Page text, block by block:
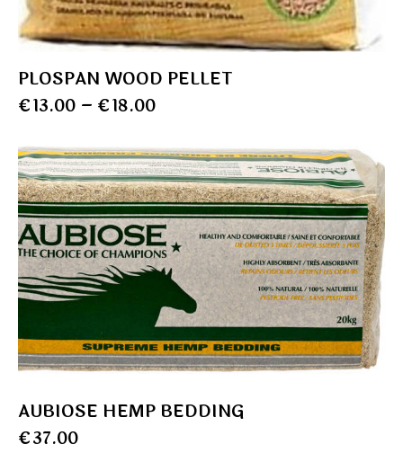
PLOSPAN WOOD PELLET
€13.00 – €18.00
AUBIOSE HEMP BEDDING
€37.00